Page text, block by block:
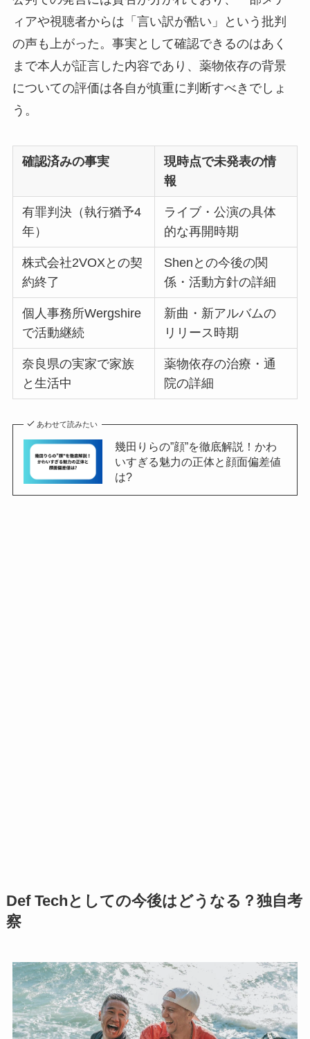
ィアや視聴者からは「言い訳が酷い」という批判
の声も上がった。事実として確認できるのはあく
まで本人が証言した内容であり、薬物依存の背景
についての評価は各自が慎重に判断すべきでしょ
う。
確認済みの事実
現時点で未発表の情
報
有罪判決（執行猶予4
年）
ライブ・公演の具体
的な再開時期
株式会社2VOXとの契
約終了
Shenとの今後の関
係・活動方針の詳細
個人事務所Wergshire
で活動継続
新曲・新アルバムの
リリース時期
奈良県の実家で家族
と生活中
薬物依存の治療・通
院の詳細
あわせて読みたい
幾田りらの”顔”を徹底解説！かわ
いすぎる魅力の正体と顔面偏差値
は?
Def Techとしての今後はどうなる？独自考
察